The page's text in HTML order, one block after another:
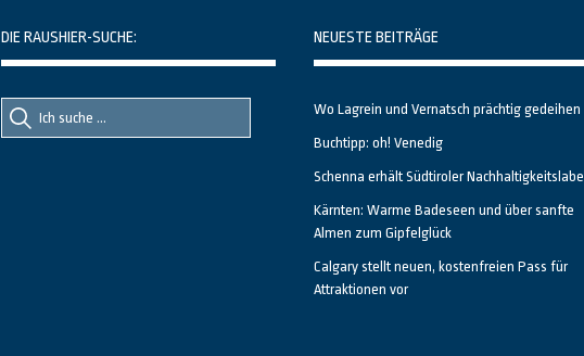
DIE RAUSHIER-SUCHE:
Suche
nach::
Suche
nach:
NEUESTE BEITRÄGE
Wo Lagrein und Vernatsch prächtig gedeihen
Buchtipp: oh! Venedig
Schenna erhält Südtiroler Nachhaltigkeitslabel
Kärnten: Warme Badeseen und über sanfte
Almen zum Gipfelglück
Calgary stellt neuen, kostenfreien Pass für
Attraktionen vor